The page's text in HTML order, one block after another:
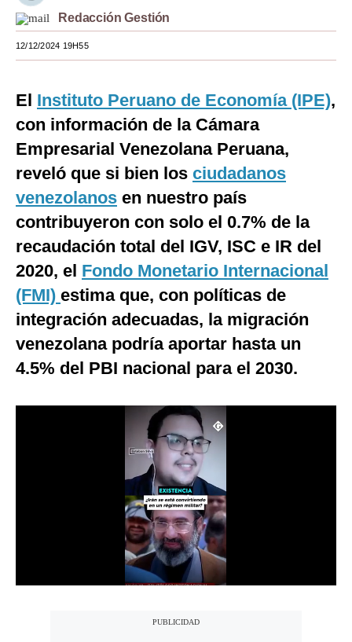
Mundo
España
Internacional
Tecnología
Mix
G de Gestión
Notas Contratadas
Podcast
Gestión TV
Condiciones
Redacción Gestión
12/12/2024 19H55
El Instituto Peruano de Economía (IPE),
con información de la Cámara
Empresarial Venezolana Peruana,
reveló que si bien los ciudadanos
venezolanos en nuestro país
contribuyeron con solo el 0.7% de la
recaudación total del IGV, ISC e IR del
2020, el Fondo Monetario Internacional
(FMI) estima que, con políticas de
integración adecuadas, la migración
venezolana podría aportar hasta un
4.5% del PBI nacional para el 2030.